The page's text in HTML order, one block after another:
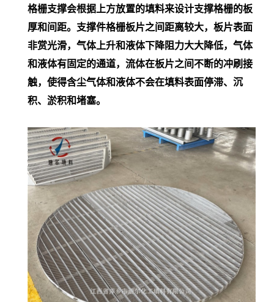
格栅支撑会根据上方放置的填料来设计支撑格栅的板
厚和间距。 支撑件格栅板片之间距离较大，板片表面
非赏光滑，气体上升和液体下降阻力大大降低，气体
和液体有固定的通道，流体在板片之间不断的冲刷接
触，使得含尘气体和液体不会在填料表面停滞、沉
积、淤积和堵塞。